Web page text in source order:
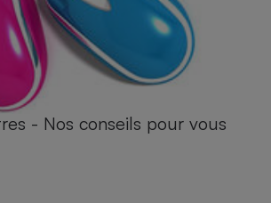
- Nos conseils pour vous